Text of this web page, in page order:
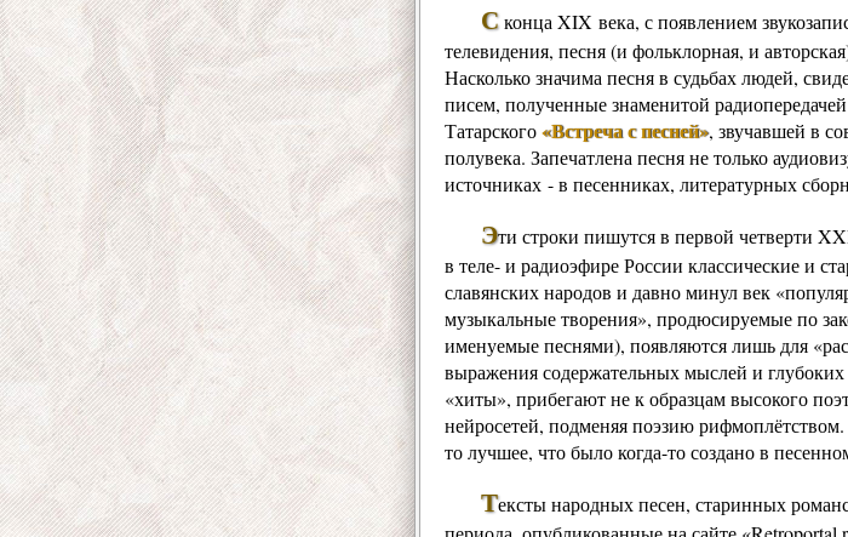
Сконца XIX века, с появлением
телевидения, песня (и фольклорная, и
Насколько значима песня в судьбах людей,
писем, полученные знаменитой
Татарского«Встреча с песней», звучавшей в
полувека. Запечатлена песня не только
источниках - в песенниках, литературных
Эти строки пишутся в первой четверти
в теле- и радиоэфире России классические и
славянских народов и давно минул век
музыкальные творения», продюсируемые по
именуемые песнями), появляются лишь для
выражения содержательных мыслей и глубоких
«хиты», прибегают не к образцам высокого
нейросетей, подменяя поэзию
то лучшее, что было когда-то создано в
Тексты народных песен, старинных